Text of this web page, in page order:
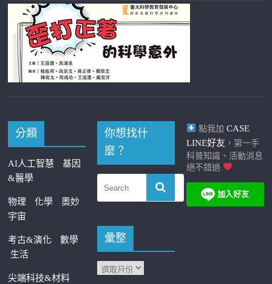
分類
AI人工智慧
基因
&醫學
物理 化學
奧妙
宇宙
考古&演化
數學
生活
尖端科技&材料
你想找什
麼？
彙整
點我加 CASE
LINE好友 ，第一手
科普知識、活動消息
絕不錯過